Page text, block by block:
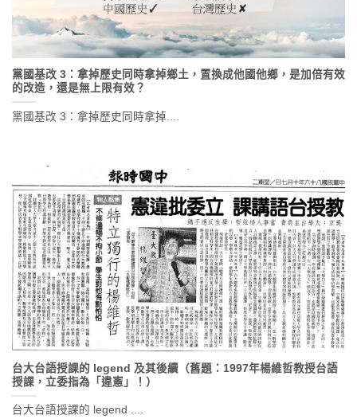
黨國基改 3：拿掉歷史同時拿掉鄉土，置換成他國他鄉，是加倍有效
的改造，還是無上限有效？
黨國基改 3：拿掉歷史同時拿掉....
台大台語授課的 legend 及其後續（舊題：1997年楊維哲教授台語
授課，立委指為「違憲」！）
台大台語授課的 legend ....